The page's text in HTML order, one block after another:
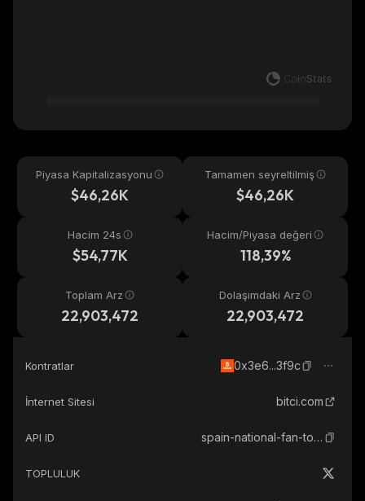
Piyasa Kapitalizasyonu
$46,26K
Tamamen seyreltilmiş
$46,26K
Hacim 24s
$54,77K
Hacim/Piyasa değeri
118,39%
Toplam Arz
22,903,472
Dolaşımdaki Arz
22,903,472
Kontratlar 0x3e6...3f9c
İnternet Sitesi bitci.com
API ID spain-national-fan-token
TOPLULUK